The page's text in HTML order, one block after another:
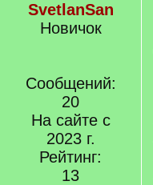
SvetlanSan
Новичок
Сообщений:
20
На сайте с
2023 г.
Рейтинг:
13